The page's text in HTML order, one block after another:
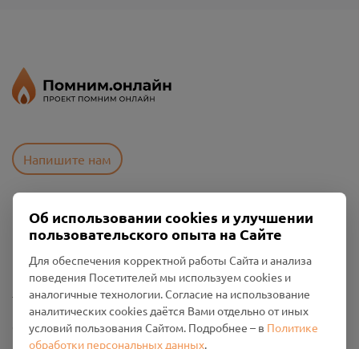
Напишите нам
Пользовательское соглашение
Политика конфиденциальности
Промо-материалы
Настройки cookies
Общество с ограниченной ответственностью «Смоленский
Проект Помним»
Об использовании cookies и улучшении
пользовательского опыта на Сайте
Для обеспечения корректной работы Сайта и анализа
поведения Посетителей мы используем cookies и
аналогичные технологии. Согласие на использование
аналитических cookies даётся Вами отдельно от иных
условий пользования Сайтом. Подробнее – в Политике
обработки персональных данных.